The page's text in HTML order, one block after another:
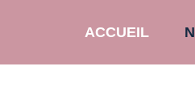
ACCUEIL